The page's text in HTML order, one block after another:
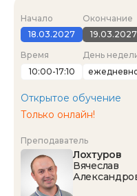
Начало
18.03.2027
Окончание
19.03.2027
Время
10:00-17:10
День
Открытое обучение
Только онлайн!
Преподаватель
Лохтуров
Вячеслав